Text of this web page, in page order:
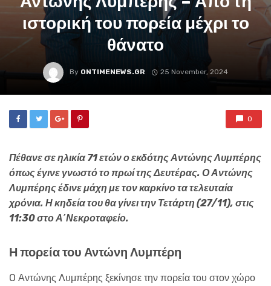
ιστορική του πορεία μέχρι το
θάνατο
By ONTIMENEWS.GR 25 November, 2024
0
Πέθανε σε ηλικία 71 ετών ο εκδότης Αντώνης Λυμπέρης
όπως έγινε γνωστό το πρωί της Δευτέρας. Ο Αντώνης
Λυμπέρης έδινε μάχη με τον καρκίνο τα τελευταία
χρόνια. Η κηδεία του θα γίνει την Τετάρτη (27/11), στις
11:30 στο Α΄Νεκροταφείο.
Η πορεία του Αντώνη Λυμπέρη
O Αντώνης Λυμπέρης ξεκίνησε την πορεία του στον χώρο